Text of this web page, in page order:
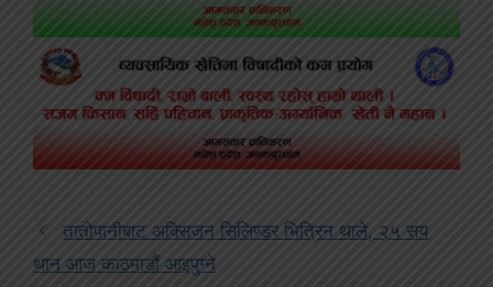
तातोपानीबाट अक्सिजन सिलिण्डर भित्रिन थाले, २५ सय
थान आज काठमाडौं आइपुग्ने